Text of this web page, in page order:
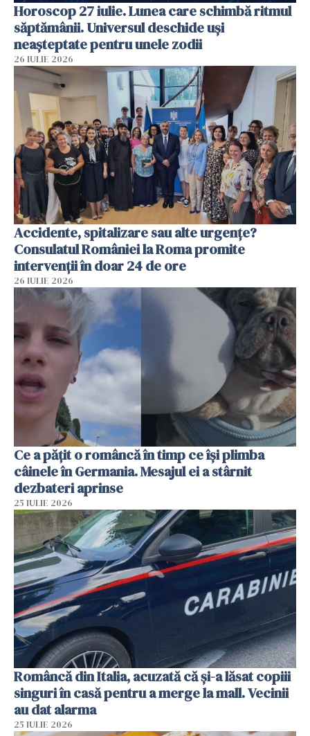
Horoscop 27 iulie. Lunea care schimbă ritmul
săptămânii. Universul deschide uși
neașteptate pentru unele zodii
26 IULIE 2026
Accidente, spitalizare sau alte urgențe?
Consulatul României la Roma promite
intervenții în doar 24 de ore
26 IULIE 2026
Ce a pățit o româncă în timp ce își plimba
câinele în Germania. Mesajul ei a stârnit
dezbateri aprinse
25 IULIE 2026
Româncă din Italia, acuzată că și-a lăsat copiii
singuri în casă pentru a merge la mall. Vecinii
au dat alarma
25 IULIE 2026